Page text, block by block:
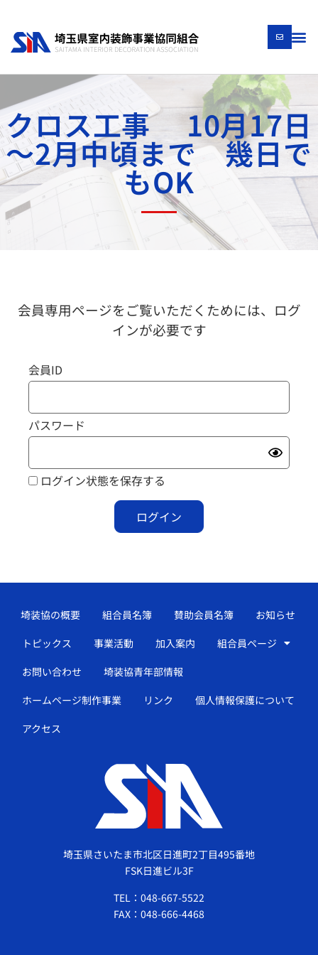
クロス工事 10月17日
～2月中頃まで 幾日で
もOK
会員専用ページをご覧いただくためには、ログ
インが必要です
会員ID
パスワード
ログイン状態を保存する
埼玉県さいたま市北区日進町2丁目495番地
FSK日進ビル3F
TEL：048-667-5522
FAX：048-666-4468
埼装協の概要 組合員名簿 賛助会員名簿
お知らせ
トピックス
事業活動 加入案内
組合員ページ
お問い合わせ
埼装協青年部情報
ホームページ制作事業
リンク
個人情報保護について
アクセス